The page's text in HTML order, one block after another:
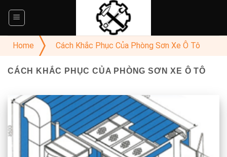
Home
Cách Khắc Phục Của Phòng Sơn Xe Ô Tô
CÁCH KHẮC PHỤC CỦA PHÒNG SƠN XE Ô TÔ